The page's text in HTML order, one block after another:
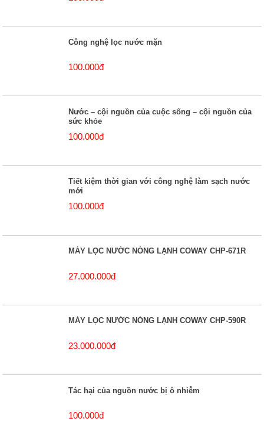
Công nghệ lọc nước mặn
100.000đ
Nước – cội nguồn của cuộc sống – cội nguồn của
sức khỏe
100.000đ
Tiết kiệm thời gian với công nghệ làm sạch nước
mới
100.000đ
MÁY LỌC NƯỚC NÓNG LẠNH COWAY CHP-671R
27.000.000đ
MÁY LỌC NƯỚC NÓNG LẠNH COWAY CHP-590R
23.000.000đ
Tác hại của nguồn nước bị ô nhiễm
100.000đ